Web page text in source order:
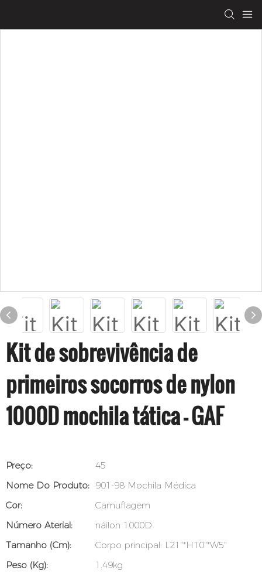
Kit de sobrevivência de
primeiros socorros de nylon
1000D mochila tática - GAF
Preço:
45
Nome Do Produto: 901-98 Mochila Médica
Cor:
Camuflagem
Número Aterial:
náilon 1000D
Tamanho (cm):
Corpo principal: L21"*H10"*W5"
Peso (kg):
1.49kg